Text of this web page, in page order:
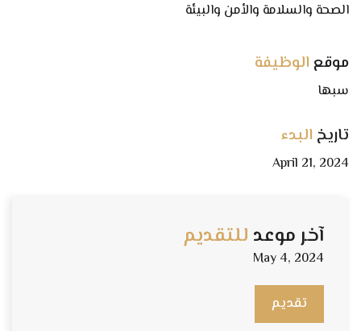
الصحة والسلامة والأمن والبيئة
موقع الوظيفة
سبها
تاريخ البدء
April 21, 2024
آخر موعد للتقديم
May 4, 2024
تقديم